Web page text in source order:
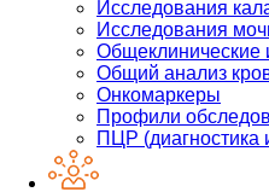
Исследования
Исследования
Общеклинические
Общий анализ
Онкомаркеры
Профили
ПЦР (диагностика